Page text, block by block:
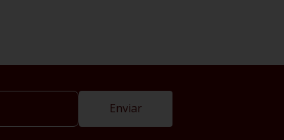
Enviar